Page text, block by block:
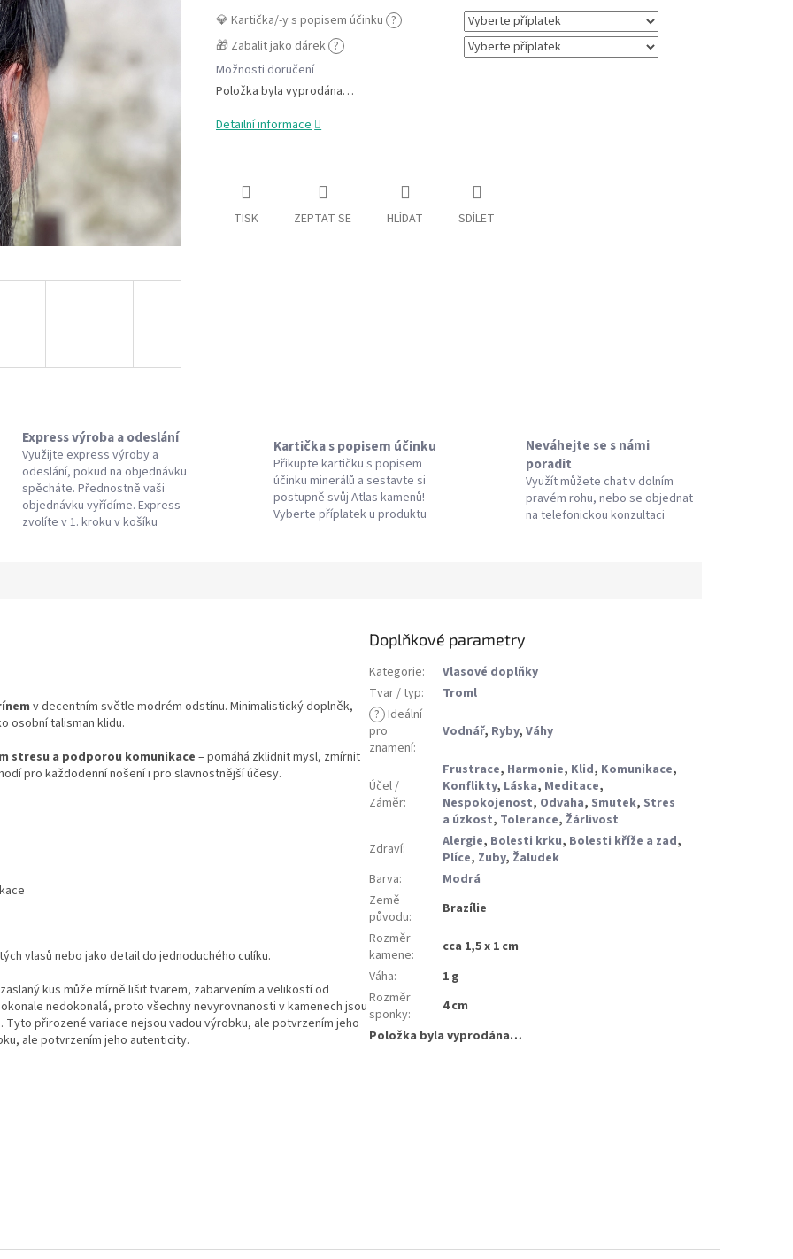
💎 Kartička/-y s popisem účinku ?
🎁 Zabalit jako dárek ?
Možnosti doručení
Položka byla vyprodána…
Detailní informace
TISK ZEPTAT SE HLÍDAT SDÍLET
Express výroba a odeslání
Využijte express výroby a
odeslání, pokud na objednávku
spěcháte. Přednostně vaši
objednávku vyřídíme. Express
zvolíte v 1. kroku v košíku
Kartička s popisem účinku
Přikupte kartičku s popisem
účinku minerálů a sestavte si
postupně svůj Atlas kamenů!
Vyberte příplatek u produktu
Neváhejte se s námi
poradit
Využít můžete chat v dolním
pravém rohu, nebo se objednat
na telefonickou konzultaci
v decentním světle modrém odstínu. Minimalistický doplněk,
osobní talisman klidu.
stresu a podporou komunikace – pomáhá zklidnit mysl, zmírnit
pro každodenní nošení i pro slavnostnější účesy.
vlasů nebo jako detail do jednoduchého culíku.
kus může mírně lišit tvarem, zabarvením a velikostí od
nedokonalá, proto všechny nevyrovnanosti v kamenech jsou
přirozené variace nejsou vadou výrobku, ale potvrzením jeho
ale potvrzením jeho autenticity.
Doplňkové parametry
Kategorie:
Vlasové doplňky
Tvar / typ:
Troml
? Ideální
pro
znamení:
Vodnář, Ryby,Váhy
Účel /
Záměr:
Frustrace, Harmonie, Klid, Komunikace,
Konflikty, Láska, Meditace,
Nespokojenost, Odvaha, Smutek, Stres
a úzkost, Tolerance, Žárlivost
Zdraví: Alergie, Bolesti krku, Bolesti kříže a zad,
Plíce, Zuby, Žaludek
Barva:
Modrá
Země
původu:
Brazílie
Rozměr
kamene:
cca 1,5 x 1 cm
Váha:
1 g
Rozměr
sponky:
4 cm
Položka byla vyprodána…